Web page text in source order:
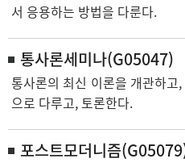
서 응용하는 방법을 다룬다.
통사론세미나(G05047)
통사론의 최신 이론을 개관하고
으로 다루고, 토론한다.
포스트모더니즘